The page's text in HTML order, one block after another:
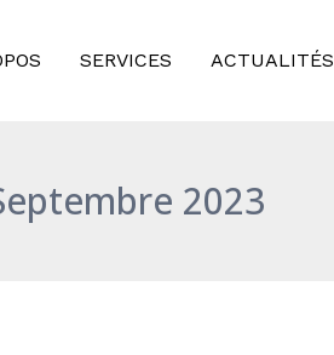
SERVICES ACTUALITÉS
2023